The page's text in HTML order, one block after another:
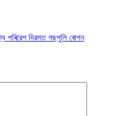
পৰিৱেশ দিৱসত গছপুলি ৰোপন